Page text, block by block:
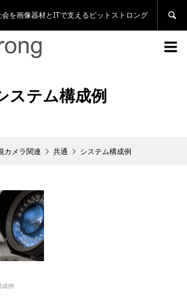
を画像器材とITで支えるビットストロング 

ステム構成例
カメラ関連 共通 システム構成例
成例